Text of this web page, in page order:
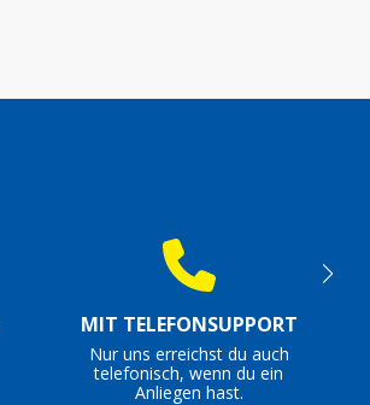
MIT TELEFONSUPPORT
Nur uns erreichst du auch
telefonisch, wenn du ein
Anliegen hast.